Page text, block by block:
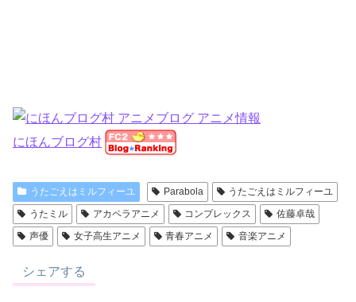
にほんブログ村
うたごえはミルフィーユ Parabola
うたごえはミルフィーユ
うたミル
アカペラアニメ コンプレックス
佐藤卓哉
声優
女子高生アニメ 青春アニメ 音楽アニメ
シェアする